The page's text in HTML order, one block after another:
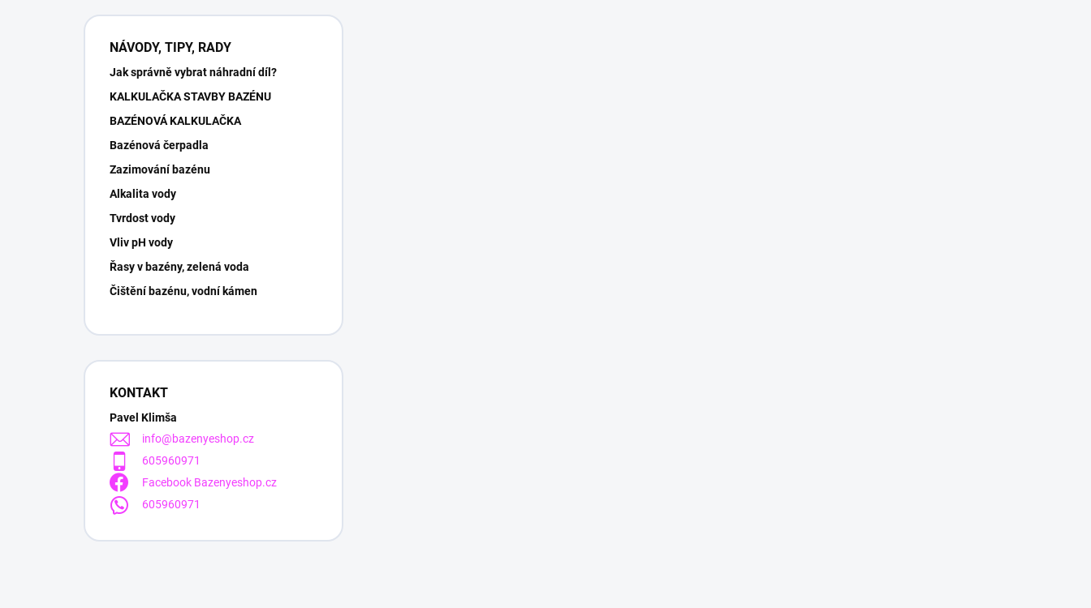
NÁVODY, TIPY, RADY
Jak správně vybrat náhradní díl?
KALKULAČKA STAVBY BAZÉNU
BAZÉNOVÁ KALKULAČKA
Bazénová čerpadla
Zazimování bazénu
Alkalita vody
Tvrdost vody
Vliv pH vody
Řasy v bazény, zelená voda
Čištění bazénu, vodní kámen
KONTAKT
Pavel Klimša
info@bazenyeshop.cz
605960971
Facebook Bazenyeshop.cz
605960971